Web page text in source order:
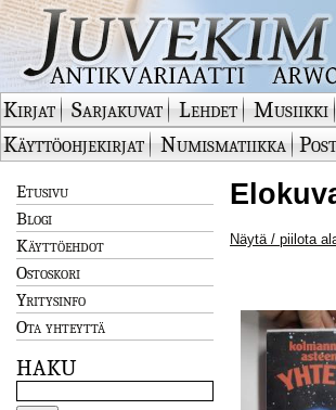
Kirjat Sarjakuvat Lehdet Musiikki
Käyttöohjekirjat
Numismatiikka
Etusivu
Blogi
Käyttöehdot
Ostoskori
Yritysinfo
Ota yhteyttä
HAKU
Näytä / piilota